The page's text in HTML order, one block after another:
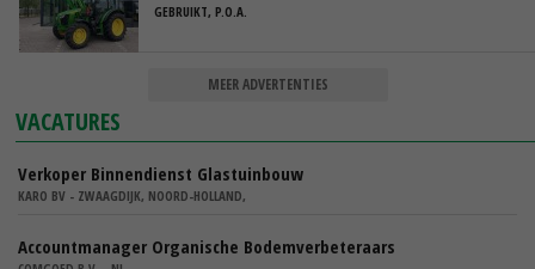
GEBRUIKT, P.O.A.
MEER ADVERTENTIES
VACATURES
Verkoper Binnendienst Glastuinbouw
KARO BV - ZWAAGDIJK, NOORD-HOLLAND,
Accountmanager Organische Bodemverbeteraars